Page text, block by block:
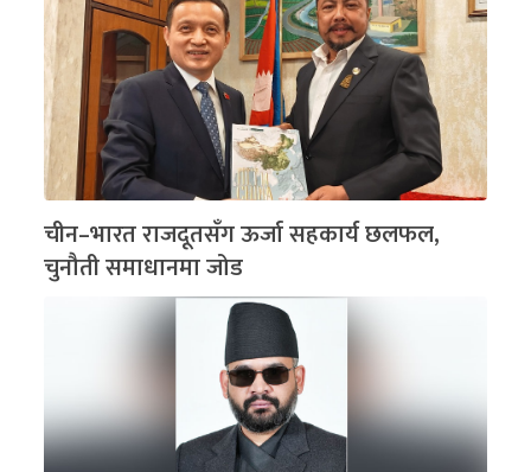
चीन–भारत राजदूतसँग ऊर्जा सहकार्य छलफल,
चुनौती समाधानमा जोड